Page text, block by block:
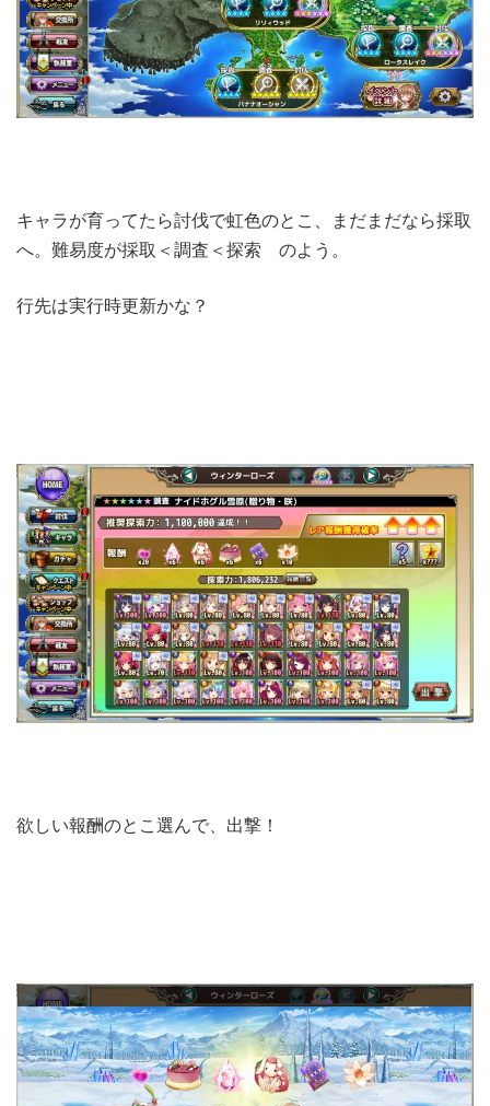
キャラが育ってたら討伐で虹色のとこ、まだまだなら採取
へ。難易度が採取＜調査＜探索 のよう。
行先は実行時更新かな？
欲しい報酬のとこ選んで、出撃！